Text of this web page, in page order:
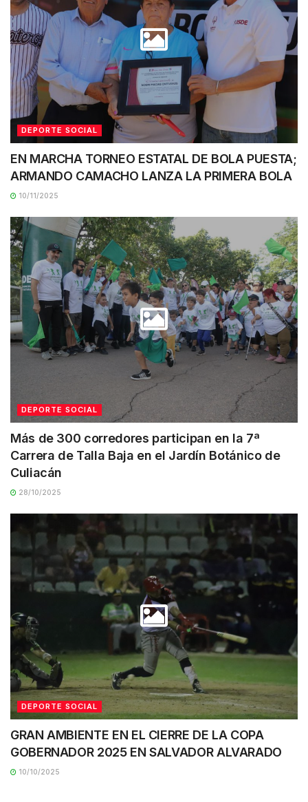
DEPORTE SOCIAL
EN MARCHA TORNEO ESTATAL DE BOLA PUESTA;
ARMANDO CAMACHO LANZA LA PRIMERA BOLA
10/11/2025
DEPORTE SOCIAL
Más de 300 corredores participan en la 7ª
Carrera de Talla Baja en el Jardín Botánico de
Culiacán
28/10/2025
DEPORTE SOCIAL
GRAN AMBIENTE EN EL CIERRE DE LA COPA
GOBERNADOR 2025 EN SALVADOR ALVARADO
10/10/2025